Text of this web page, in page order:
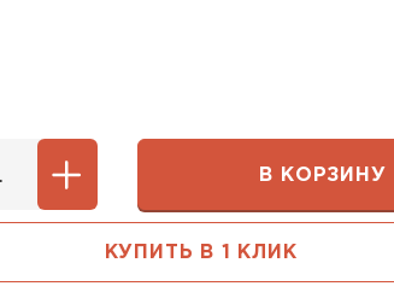
В КОРЗИНУ
КУПИТЬ В 1 КЛИК